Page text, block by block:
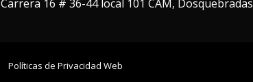
Carrera 16 # 36-44 local 101 CAM, Dosquebradas
Políticas de Privacidad Web